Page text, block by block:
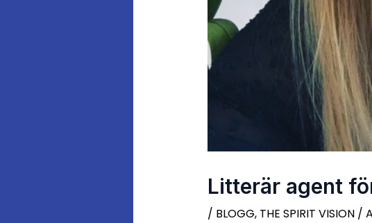
Litterär agent
/ BLOGG, THE SPIRIT VISION/